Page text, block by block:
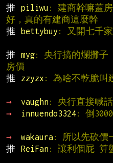
推
piliwu : 建商幹嘛蓋
好，真的有建商這麼幹
推
bettybuy : 又開七千
推
myg: 央行搞的爛攤子
房價
推
zzyzx : 為啥不乾脆叫
→
vaughn: 央行直接喊
→
innuendo3324: 倒3000
→
wakaura: 所以先砍價
推
ReiFan: 讓利個屁 算